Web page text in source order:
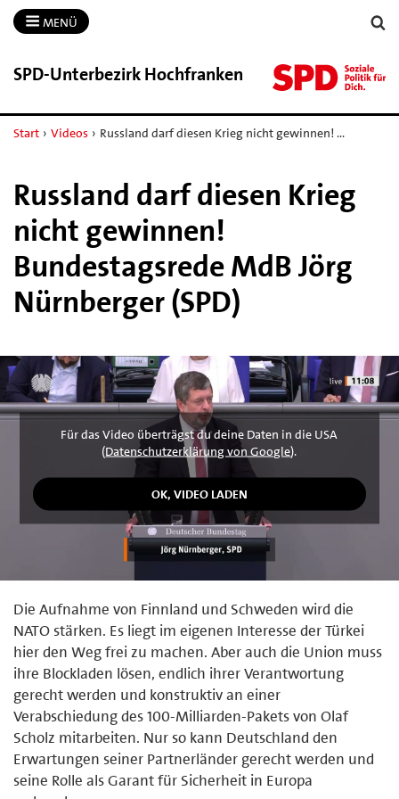
MENÜ
SPD-​Unterbezirk Hochfranken
Start › Videos › Russland darf diesen Krieg nicht gewinnen! …
Russland darf diesen Krieg
nicht gewinnen!
Bundestagsrede MdB Jörg
Nürnberger (SPD)
Für das Video überträgst du deine Daten in die USA
(Datenschutzerklärung von Google).
Die Aufnahme von Finnland und Schweden wird die
NATO stärken. Es liegt im eigenen Interesse der Türkei
hier den Weg frei zu machen. Aber auch die Union muss
ihre Blockladen lösen, endlich ihrer Verantwortung
gerecht werden und konstruktiv an einer
Verabschiedung des 100-Milliarden-Pakets von Olaf
Scholz mitarbeiten. Nur so kann Deutschland den
Erwartungen seiner Partnerländer gerecht werden und
seine Rolle als Garant für Sicherheit in Europa